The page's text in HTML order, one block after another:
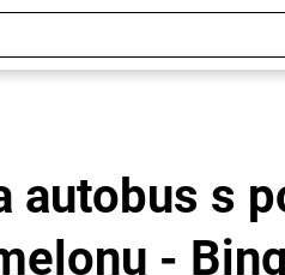
autobus s
-